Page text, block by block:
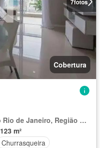
7fotos
Cobertura
Região Geográfica Imediata do Rio de Janeiro, Região Metropolitana do Rio de Janeiro
123 m²
Churrasqueira